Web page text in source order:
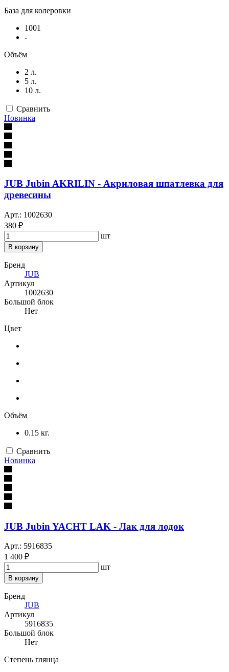
База для колеровки
1001
-
Объём
2 л.
5 л.
10 л.
Сравнить
Новинка
JUB Jubin AKRILIN - Акриловая шпатлевка для
древесины
Арт.: 1002630
380 ₽
шт
В корзину
Бренд
JUB
Артикул
1002630
Большой блок
Нет
Цвет
Объём
0.15 кг.
Сравнить
Новинка
JUB Jubin YACHT LAK - Лак для лодок
Арт.: 5916835
1 400 ₽
шт
В корзину
Бренд
JUB
Артикул
5916835
Большой блок
Нет
Степень глянца